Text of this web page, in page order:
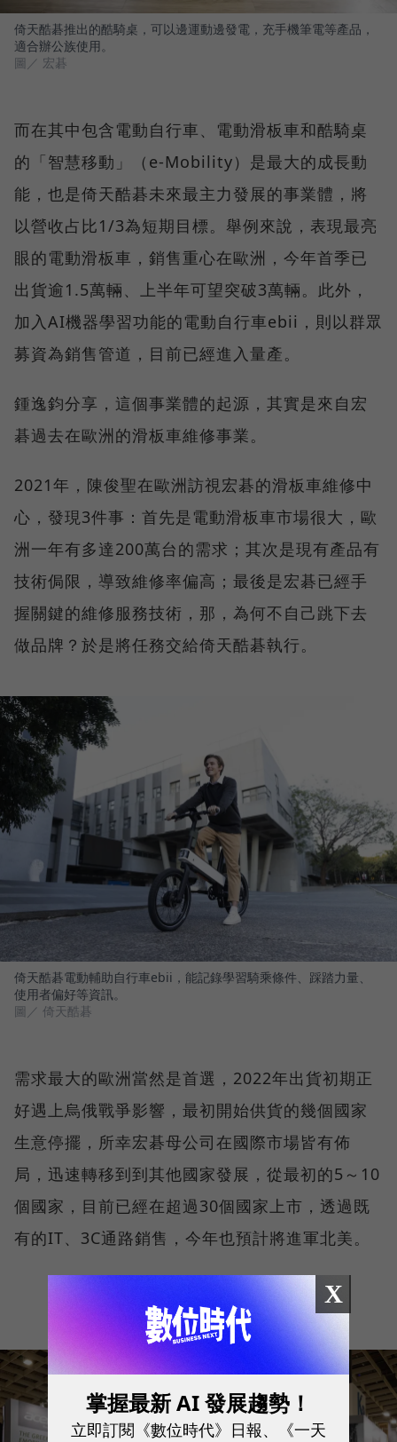
倚天酷碁推出的酷騎桌，可以邊運動邊發電，充手機筆電等產品，
適合辦公族使用。
圖／ 宏碁
而在其中包含電動自行車、電動滑板車和酷騎桌
的「智慧移動」（e-Mobility）是最大的成長動
能，也是倚天酷碁未來最主力發展的事業體，將
以營收占比1/3為短期目標。舉例來說，表現最亮
眼的電動滑板車，銷售重心在歐洲，今年首季已
出貨逾1.5萬輛、上半年可望突破3萬輛。此外，
加入AI機器學習功能的電動自行車ebii，則以群眾
募資為銷售管道，目前已經進入量產。
鍾逸鈞分享，這個事業體的起源，其實是來自宏
碁過去在歐洲的滑板車維修事業。
2021年，陳俊聖在歐洲訪視宏碁的滑板車維修中
心，發現3件事：首先是電動滑板車市場很大，歐
洲一年有多達200萬台的需求；其次是現有產品有
技術侷限，導致維修率偏高；最後是宏碁已經手
握關鍵的維修服務技術，那，為何不自己跳下去
做品牌？於是將任務交給倚天酷碁執行。
倚天酷碁電動輔助自行車ebii，能記錄學習騎乘條件、踩踏力量、
使用者偏好等資訊。
圖／ 倚天酷碁
需求最大的歐洲當然是首選，2022年出貨初期正
好遇上烏俄戰爭影響，最初開始供貨的幾個國家
生意停擺，所幸宏碁母公司在國際市場皆有佈
局，迅速轉移到到其他國家發展，從最初的5～10
個國家，目前已經在超過30個國家上市，透過既
有的IT、3C通路銷售，今年也預計將進軍北美。
X
掌握最新 AI 發展趨勢！
立即訂閱《數位時代》日報、《一天